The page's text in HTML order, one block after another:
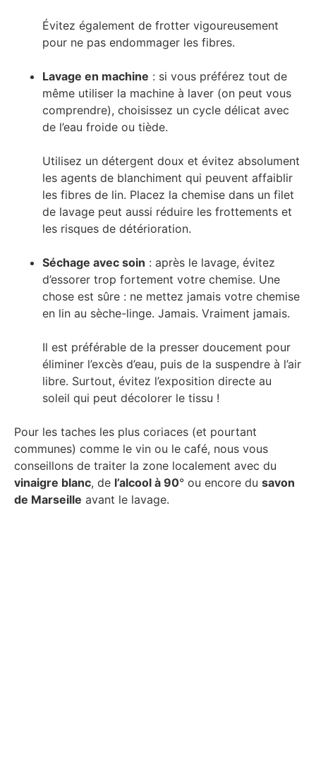
Évitez également de frotter vigoureusement
pour ne pas endommager les fibres.
Lavage en machine : si vous préférez tout de
même utiliser la machine à laver (on peut vous
comprendre), choisissez un cycle délicat avec
de l’eau froide ou tiède.
Utilisez un détergent doux et évitez absolument
les agents de blanchiment qui peuvent affaiblir
les fibres de lin. Placez la chemise dans un filet
de lavage peut aussi réduire les frottements et
les risques de détérioration.
Séchage avec soin : après le lavage, évitez
d’essorer trop fortement votre chemise. Une
chose est sûre : ne mettez jamais votre chemise
en lin au sèche-linge. Jamais. Vraiment jamais.
Il est préférable de la presser doucement pour
éliminer l’excès d’eau, puis de la suspendre à l’air
libre. Surtout, évitez l’exposition directe au
soleil qui peut décolorer le tissu !
Pour les taches les plus coriaces (et pourtant
communes) comme le vin ou le café, nous vous
conseillons de traiter la zone localement avec du
vinaigre blanc, de l’alcool à 90° ou encore du savon
de Marseille avant le lavage.